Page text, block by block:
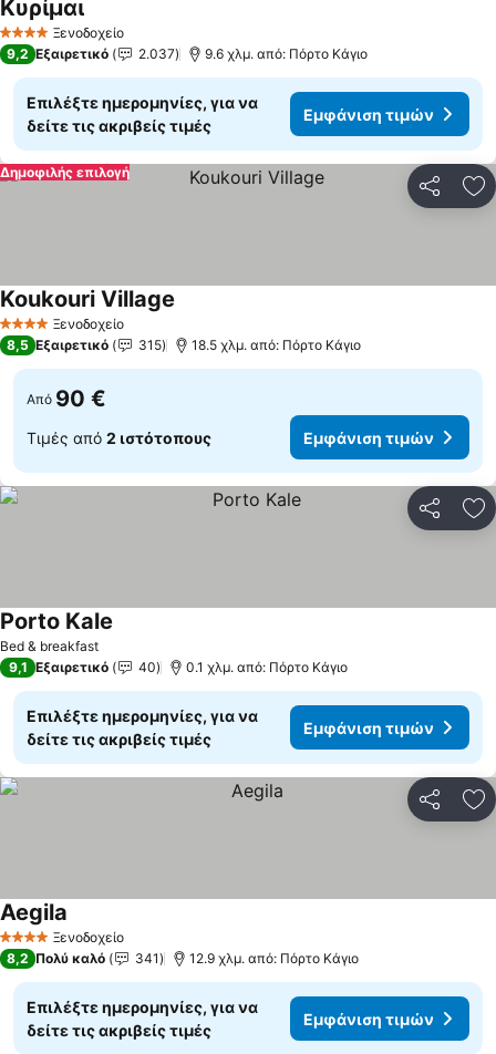
4 ΑστέριαΞενοδοχείο
Κυρίμαι
9,2 Εξαιρετικό 2.037 9.6 χλμ. από: Πόρτο Κάγιο
Επιλέξτε ημερομηνίες, για να
δείτε τις ακριβείς τιμές
Εμφάνιση τιμών
Δημοφιλής επιλογή
4 ΑστέριαΞενοδοχείο
Koukouri Village
8,5 Εξαιρετικό 315 18.5 χλμ. από: Πόρτο Κάγιο
Από 90 €
Τιμές από 2 ιστότοπους Εμφάνιση τιμών
Bed & breakfast
Porto Kale
9,1 Εξαιρετικό 40 0.1 χλμ. από: Πόρτο Κάγιο
Επιλέξτε ημερομηνίες, για να
δείτε τις ακριβείς τιμές
Εμφάνιση τιμών
4 ΑστέριαΞενοδοχείο
Aegila
8,2 Πολύ καλό 341 12.9 χλμ. από: Πόρτο Κάγιο
Επιλέξτε ημερομηνίες, για να
δείτε τις ακριβείς τιμές
Εμφάνιση τιμών